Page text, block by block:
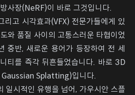
사장(NeRF)이 바로 그것입니다.
리고 시각효과(VFX) 전문가들에게 있
와 품질 사이의 고통스러운 타협이었
중반, 새로운 용어가 등장하여 전 세
티를 즉각 뒤흔들었습니다. 바로 3D
Gaussian Splatting)입니다.
일시적인 유행을 넘어, 가우시안 스플